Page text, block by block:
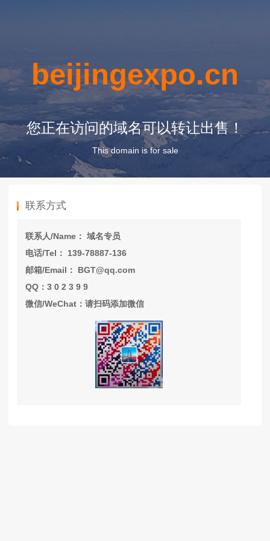
beijingexpo.cn
您正在访问的域名可以转让出售！
This domain is for sale
联系方式
联系人/Name： 域名专员
电话/Tel： 139-78887-136
邮箱/Email： BGT@qq.com
QQ：3 0 2 3 9 9
微信/WeChat：请扫码添加微信